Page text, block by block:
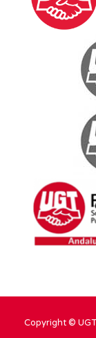
Copyright ©